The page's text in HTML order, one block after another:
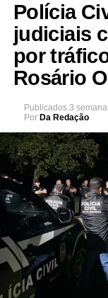
Polícia
judiciais
por
Rosário
Publicados 3
Por Da Redação